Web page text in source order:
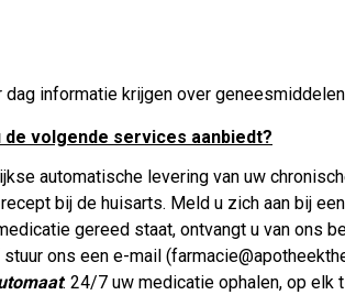
informatie krijgen over
volgende services aanbiedt?
automatische levering van uw
bij de huisarts. Meld u zich aan bij
gereed staat, ontvangt u van ons
ons een e-mail
: 24/7 uw medicatie ophalen, op